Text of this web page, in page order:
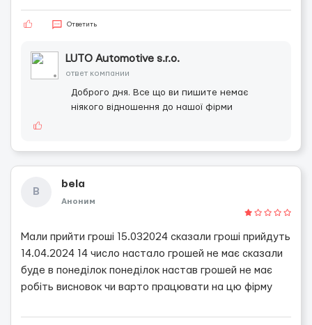
Ответить
LUTO Automotive s.r.o.
ответ компании
Доброго дня. Все що ви пишите немає
ніякого відношення до нашої фірми
B
bela
Аноним
Мали прийти гроші 15.032024 сказали гроші прийдуть
14.04.2024 14 число настало грошей не має сказали
буде в понеділок понеділок настав грошей не має
робіть висновок чи варто працювати на цю фірму